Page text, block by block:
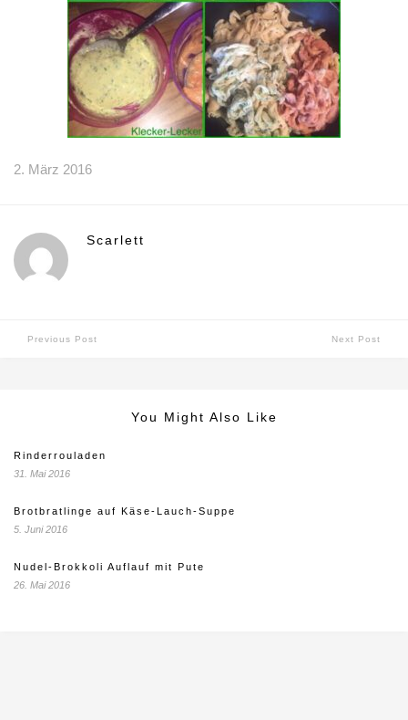
2. März 2016
Scarlett
Previous Post Next Post
You Might Also Like
Rinderrouladen
31. Mai 2016
Brotbratlinge auf Käse-Lauch-Suppe
5. Juni 2016
Nudel-Brokkoli Auflauf mit Pute
26. Mai 2016